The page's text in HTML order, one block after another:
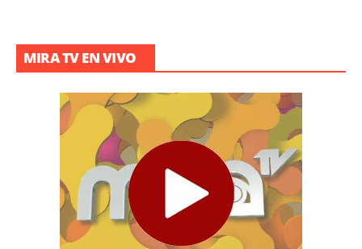
MIRA TV EN VIVO